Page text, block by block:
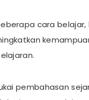
cara
pembahasan